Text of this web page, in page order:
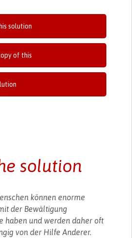
solution
of this
solution
können enorme
der Bewältigung
haben und werden daher oft
von der Hilfe Anderer.